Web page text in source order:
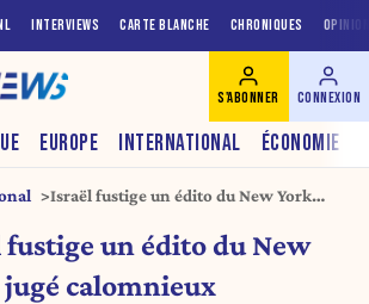
NL INTERVIEWS CARTE BLANCHE CHRONIQUES
EUROPE INTERNATIONAL ÉCONOMIE
S'ABONNER CONNEXION
Israël fustige un édito du New York
fustige un édito du New
calomnieux